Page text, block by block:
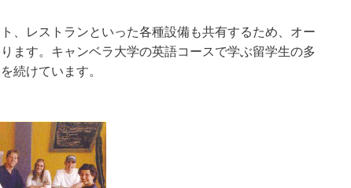
、レストランといった各種設備も共有するため、オー
ます。キャンベラ大学の英語コースで学ぶ留学生の多
続けています。